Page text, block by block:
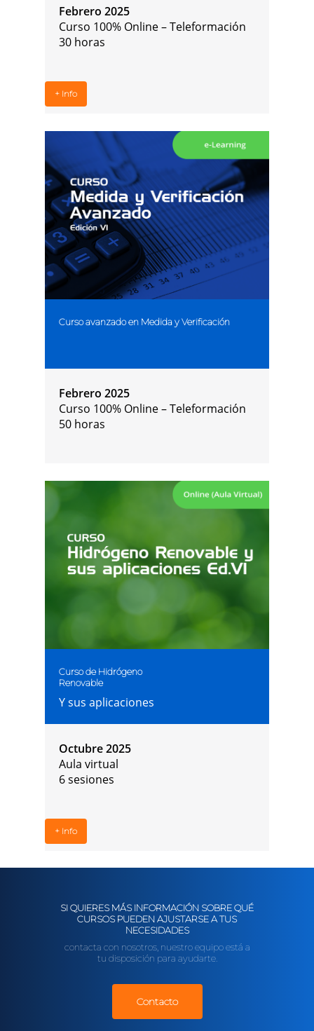
Febrero 2025
Curso 100% Online –Teleformación
30 horas
+ Info
Curso avanzado en Medida y Verificación
Febrero 2025
Curso 100% Online –Teleformación
50 horas
Curso de Hidrógeno
Renovable
Y sus aplicaciones
Octubre 2025
Aula virtual
6 sesiones
+ Info
SI QUIERES MÁS INFORMACIÓN SOBRE QUÉ
CURSOS PUEDEN AJUSTARSE A TUS
NECESIDADES
contacta con nosotros, nuestro equipo está a
tu disposición para ayudarte.
Contacto